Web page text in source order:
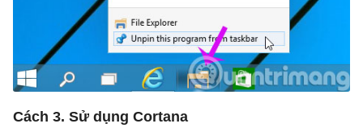
Cách 3. Sử dụng Cortana